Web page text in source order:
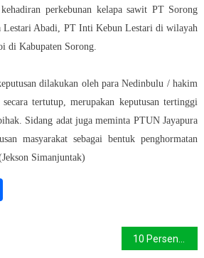
perkebunan kelapa sawit PT Sorong
Lestari Abadi, PT Inti Kebun Lestari di wilayah
di Kabupaten Sorong.
dilakukan oleh para Nedinbulu / hakim
tertutup, merupakan keputusan tertinggi
Sidang adat juga meminta PTUN Jayapura
masyarakat sebagai bentuk penghormatan
Simanjuntak)
Share